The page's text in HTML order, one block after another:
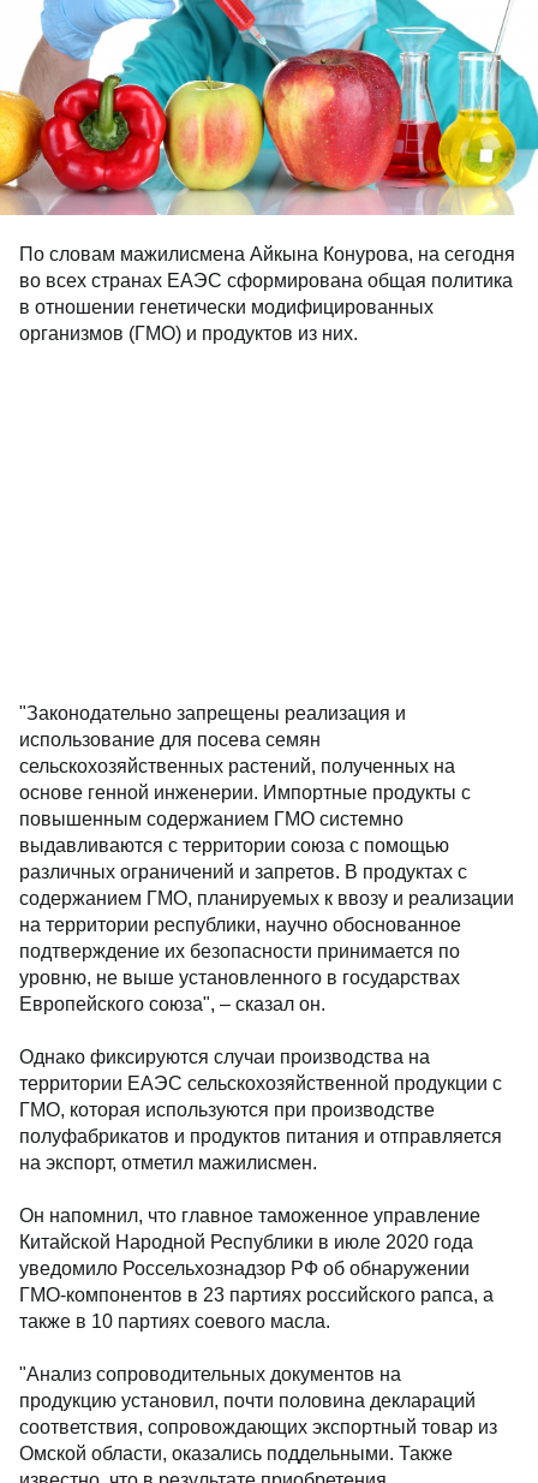
По словам мажилисмена Айкына Конурова, на сегодня
во всех странах ЕАЭС сформирована общая политика
в отношении генетически модифицированных
организмов (ГМО) и продуктов из них.
"Законодательно запрещены реализация и
использование для посева семян
сельскохозяйственных растений, полученных на
основе генной инженерии. Импортные продукты с
повышенным содержанием ГМО системно
выдавливаются с территории союза с помощью
различных ограничений и запретов. В продуктах с
содержанием ГМО, планируемых к ввозу и реализации
на территории республики, научно обоснованное
подтверждение их безопасности принимается по
уровню, не выше установленного в государствах
Европейского союза", – сказал он.
Однако фиксируются случаи производства на
территории ЕАЭС сельскохозяйственной продукции с
ГМО, которая используются при производстве
полуфабрикатов и продуктов питания и отправляется
на экспорт, отметил мажилисмен.
Он напомнил, что главное таможенное управление
Китайской Народной Республики в июле 2020 года
уведомило Россельхознадзор РФ об обнаружении
ГМО-компонентов в 23 партиях российского рапса, а
также в 10 партиях соевого масла.
"Анализ сопроводительных документов на
продукцию установил, почти половина деклараций
соответствия, сопровождающих экспортный товар из
Омской области, оказались поддельными. Также